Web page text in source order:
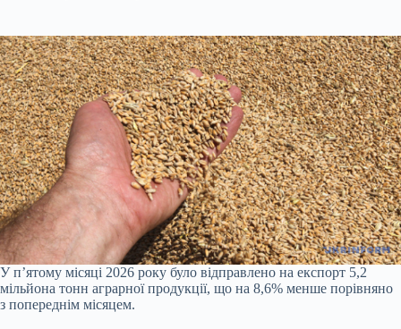
У п’ятому місяці 2026 року було відправлено на експорт 5,2
мільйона тонн аграрної продукції, що на 8,6% менше порівняно
з попереднім місяцем.